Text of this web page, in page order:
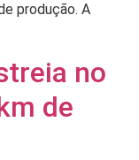
produção. A
no
de